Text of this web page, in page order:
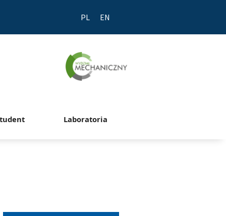
PL EN
Laboratoria